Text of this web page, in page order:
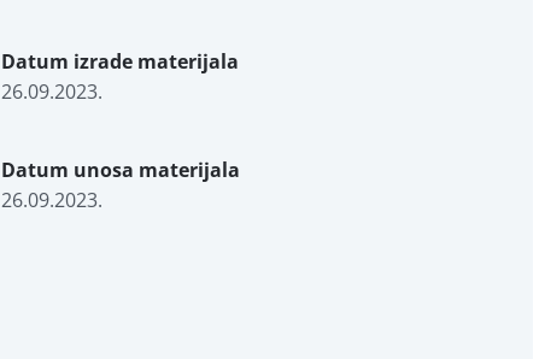
Datum izrade materijala
26.09.2023.
Datum unosa materijala
26.09.2023.